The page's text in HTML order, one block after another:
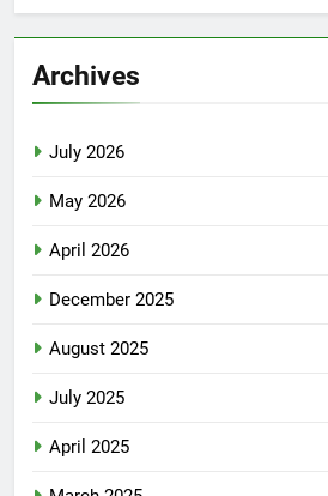
Archives
July 2026
May 2026
April 2026
December 2025
August 2025
July 2025
April 2025